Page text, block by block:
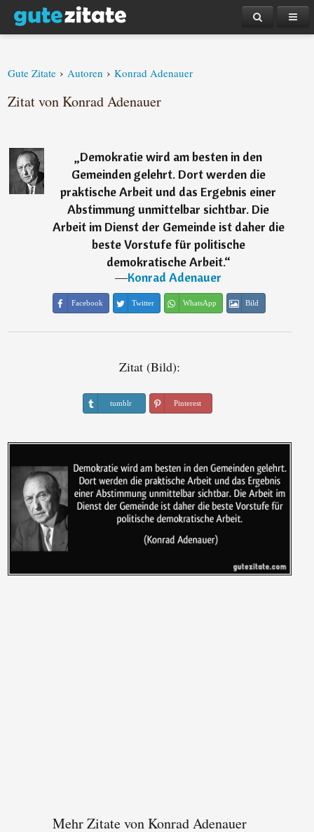
Gute Zitate › Autoren › Konrad Adenauer
Zitat von Konrad Adenauer
„Demokratie wird am besten in den
Gemeinden gelehrt. Dort werden die
praktische Arbeit und das Ergebnis einer
Abstimmung unmittelbar sichtbar. Die
Arbeit im Dienst der Gemeinde ist daher die
beste Vorstufe für politische
demokratische Arbeit.“
―Konrad Adenauer
Facebook Twitter WhatsApp Bild
Zitat (Bild):
tumblr Pinterest
Mehr Zitate von Konrad Adenauer